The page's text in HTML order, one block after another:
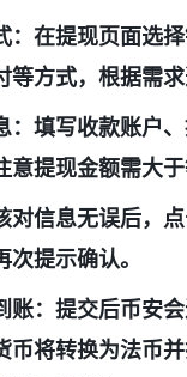
：在提现页面选
等方式，根据需求
：填写收款账户
意提现金额需大于
对信息无误后，
提示确认。
账：提交后币安
币将转换为法币并